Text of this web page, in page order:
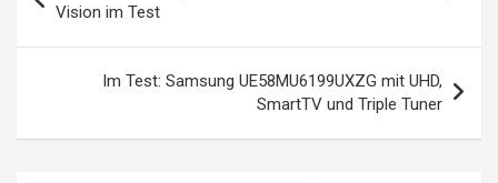
Vision im Test
Im Test: Samsung UE58MU6199UXZG mit UHD,
SmartTV und Triple Tuner